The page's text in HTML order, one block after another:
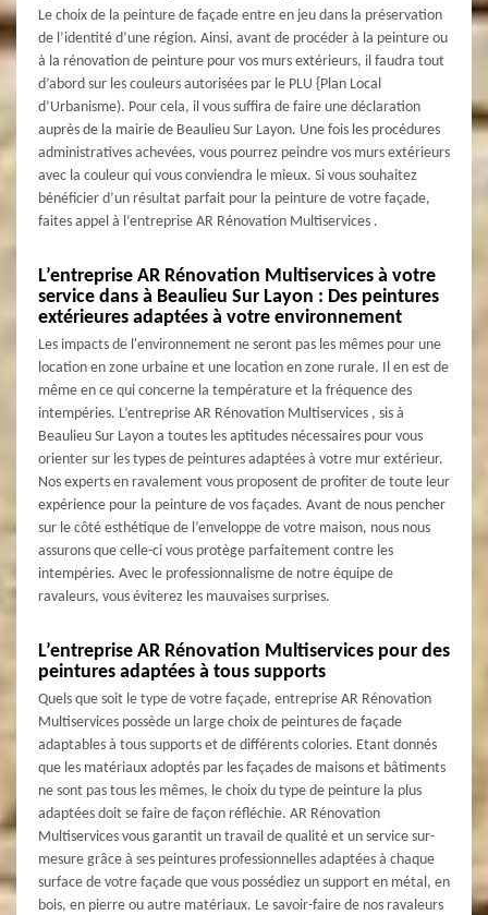
Le choix de la peinture de façade entre en jeu dans la préservation
de l’identité d’une région. Ainsi, avant de procéder à la peinture ou
à la rénovation de peinture pour vos murs extérieurs, il faudra tout
d’abord sur les couleurs autorisées par le PLU {Plan Local
d’Urbanisme). Pour cela, il vous suffira de faire une déclaration
auprès de la mairie de Beaulieu Sur Layon. Une fois les procédures
administratives achevées, vous pourrez peindre vos murs extérieurs
avec la couleur qui vous conviendra le mieux. Si vous souhaitez
bénéficier d’un résultat parfait pour la peinture de votre façade,
faites appel à l’entreprise AR Rénovation Multiservices .
L’entreprise AR Rénovation Multiservices à votre
service dans à Beaulieu Sur Layon : Des peintures
extérieures adaptées à votre environnement
Les impacts de l'environnement ne seront pas les mêmes pour une
location en zone urbaine et une location en zone rurale. Il en est de
même en ce qui concerne la température et la fréquence des
intempéries. L’entreprise AR Rénovation Multiservices , sis à
Beaulieu Sur Layon a toutes les aptitudes nécessaires pour vous
orienter sur les types de peintures adaptées à votre mur extérieur.
Nos experts en ravalement vous proposent de profiter de toute leur
expérience pour la peinture de vos façades. Avant de nous pencher
sur le côté esthétique de l’enveloppe de votre maison, nous nous
assurons que celle-ci vous protège parfaitement contre les
intempéries. Avec le professionnalisme de notre équipe de
ravaleurs, vous éviterez les mauvaises surprises.
L’entreprise AR Rénovation Multiservices pour des
peintures adaptées à tous supports
Quels que soit le type de votre façade, entreprise AR Rénovation
Multiservices possède un large choix de peintures de façade
adaptables à tous supports et de différents colories. Etant donnés
que les matériaux adoptés par les façades de maisons et bâtiments
ne sont pas tous les mêmes, le choix du type de peinture la plus
adaptées doit se faire de façon réfléchie. AR Rénovation
Multiservices vous garantit un travail de qualité et un service sur-
mesure grâce à ses peintures professionnelles adaptées à chaque
surface de votre façade que vous possédiez un support en métal, en
bois, en pierre ou autre matériaux. Le savoir-faire de nos ravaleurs